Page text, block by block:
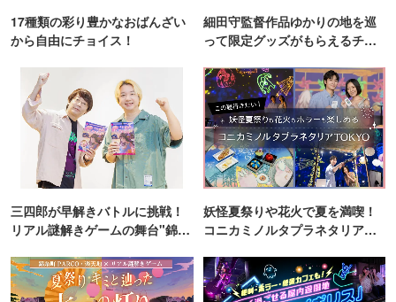
17種類の彩り豊かなおばんざい
から自由にチョイス！
細田守監督作品ゆかりの地を巡
って限定グッズがもらえるチャ
三四郎が早解きバトルに挑戦！
リアル謎解きゲームの舞台"錦糸
妖怪夏祭りや花火で夏を満喫！
コニカミノルタプラネタリア